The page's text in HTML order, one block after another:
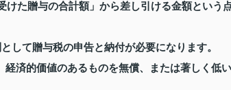
けた贈与の合計額」から差し引ける金額という
して贈与税の申告と納付が必要になります。
済的価値のあるものを無償、または著しく低い